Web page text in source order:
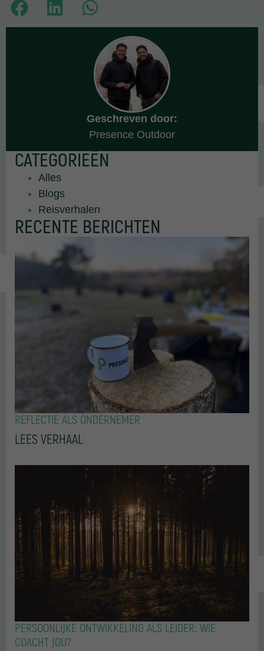
Geschreven door:
Presence Outdoor
CATEGORIEËN
Alles
Blogs
Reisverhalen
RECENTE BERICHTEN
REFLECTIE ALS ONDERNEMER
LEES VERHAAL
PERSOONLIJKE ONTWIKKELING ALS LEIDER: WIE
COACHT JOU?